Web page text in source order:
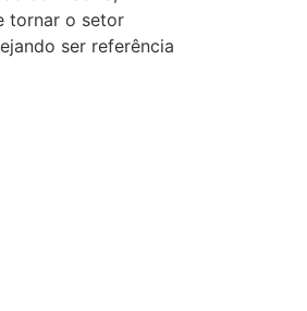
tornar o setor
ser referência